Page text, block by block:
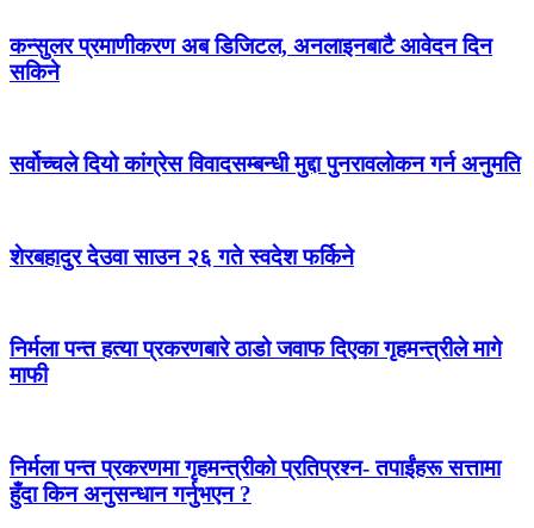
कन्सुलर प्रमाणीकरण अब डिजिटल, अनलाइनबाटै आवेदन दिन
सकिने
सर्वोच्चले दियो कांग्रेस विवादसम्बन्धी मुद्दा पुनरावलोकन गर्न अनुमति
शेरबहादुर देउवा साउन २६ गते स्वदेश फर्किने
निर्मला पन्त हत्या प्रकरणबारे ठाडो जवाफ दिएका गृहमन्त्रीले मागे
माफी
निर्मला पन्त प्रकरणमा गृहमन्त्रीको प्रतिप्रश्न- तपाईंहरू सत्तामा
हुँदा किन अनुसन्धान गर्नुभएन ?